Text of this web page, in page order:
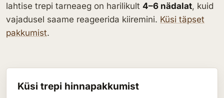
lahtise trepi tarneaeg on harilikult 4–6 nädalat, kuid
vajadusel saame reageerida kiiremini. Küsi täpset
pakkumist.
Küsi trepi hinnapakkumist